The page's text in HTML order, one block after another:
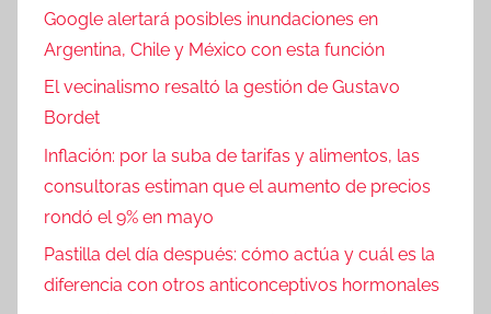
Google alertará posibles inundaciones en
Argentina, Chile y México con esta función
El vecinalismo resaltó la gestión de Gustavo
Bordet
Inflación: por la suba de tarifas y alimentos, las
consultoras estiman que el aumento de precios
rondó el 9% en mayo
Pastilla del día después: cómo actúa y cuál es la
diferencia con otros anticonceptivos hormonales